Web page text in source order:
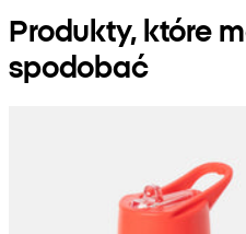
Produkty, które
spodobać